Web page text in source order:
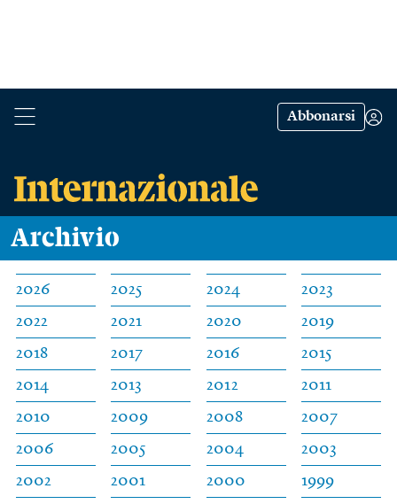
Abbonarsi
Archivio
2026 2025 2024
2023
2022
2021 2020
2019
2018
2017 2016
2015
2014
2013 2012
2011
2010
2009 2008
2007
2006
2005 2004
2003
2002
2001 2000
1999